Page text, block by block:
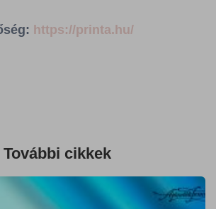
https://printa.hu/
További cikkek